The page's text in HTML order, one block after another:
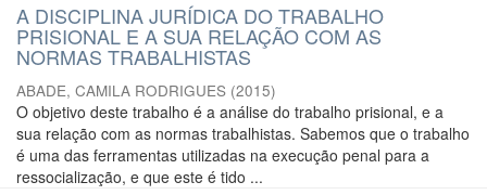
A DISCIPLINA JURÍDICA DO TRABALHO
PRISIONAL E A SUA RELAÇÃO COM AS
NORMAS TRABALHISTAS
ABADE, CAMILA RODRIGUES (2015)
O objetivo deste trabalho é a análise do trabalho prisional, e a
sua relação com as normas trabalhistas. Sabemos que o trabalho
é uma das ferramentas utilizadas na execução penal para a
ressocialização, e que este é tido ...